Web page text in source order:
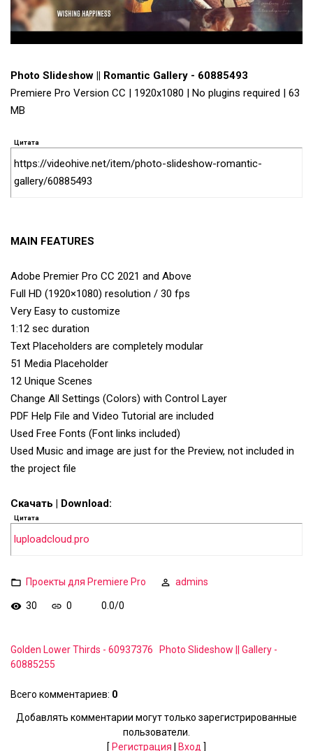
Photo Slideshow || Romantic Gallery - 60885493
Premiere Pro Version CC | 1920x1080 | No plugins required | 63
MB
Цитата
https://videohive.net/item/photo-slideshow-romantic-
gallery/60885493
MAIN FEATURES
Adobe Premier Pro CC 2021 and Above
Full HD (1920×1080) resolution / 30 fps
Very Easy to customize
1:12 sec duration
Text Placeholders are completely modular
51 Media Placeholder
12 Unique Scenes
Change All Settings (Colors) with Control Layer
PDF Help File and Video Tutorial are included
Used Free Fonts (Font links included)
Used Music and image are just for the Preview, not included in
the project file
Скачать | Download:
Цитата
luploadcloud.pro
Проекты для Premiere Pro admins
30 0 0.0/0
Golden Lower Thirds - 60937376
Photo Slideshow || Gallery -
60885255
Всего комментариев: 0
Добавлять комментарии могут только зарегистрированные
пользователи.
[ Регистрация Вход ]